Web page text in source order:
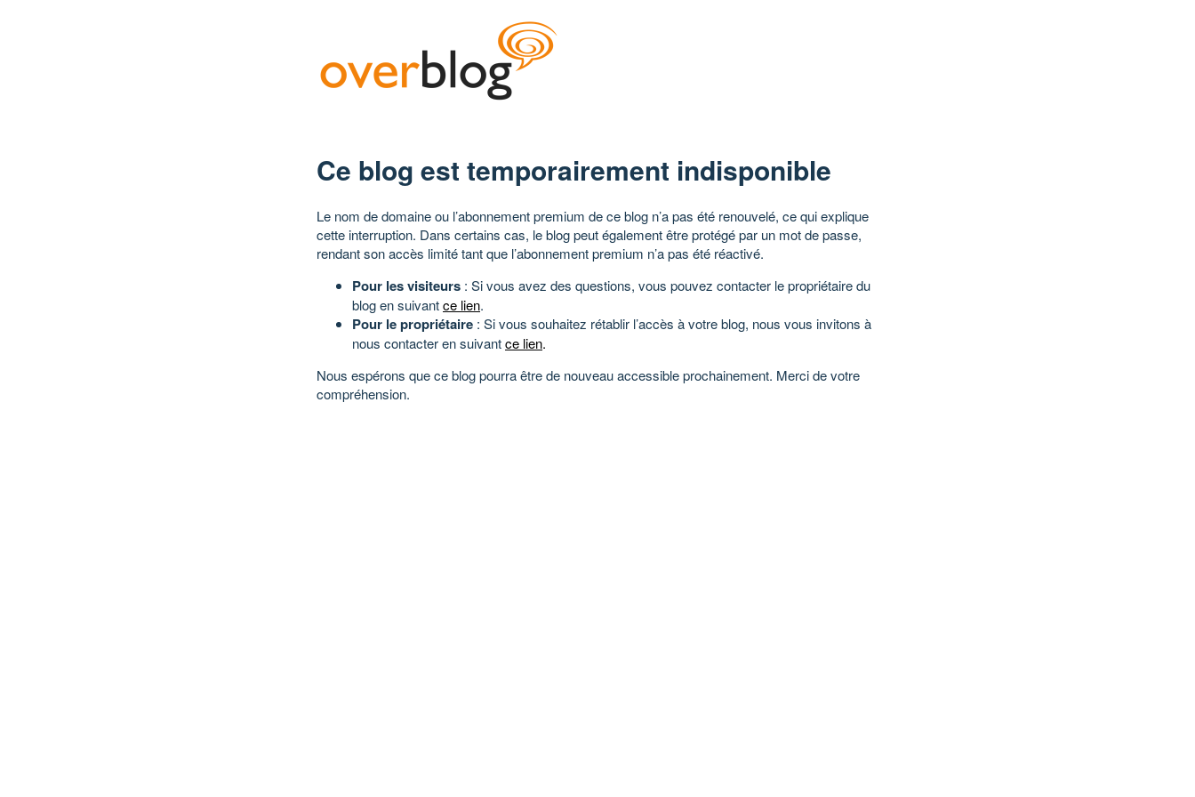
Ce blog est temporairement indisponible
Le nom de domaine ou l’abonnement premium de ce blog n’a pas été renouvelé, ce qui explique
cette interruption. Dans certains cas, le blog peut également être protégé par un mot de passe,
rendant son accès limité tant que l’abonnement premium n’a pas été réactivé.
Pour les visiteurs : Si vous avez des questions, vous pouvez contacter le propriétaire du
blog en suivantce lien.
Pour le propriétaire : Si vous souhaitez rétablir l’accès à votre blog, nous vous invitons à
nous contacter en suivantce lien.
Nous espérons que ce blog pourra être de nouveau accessible prochainement. Merci de votre
compréhension.